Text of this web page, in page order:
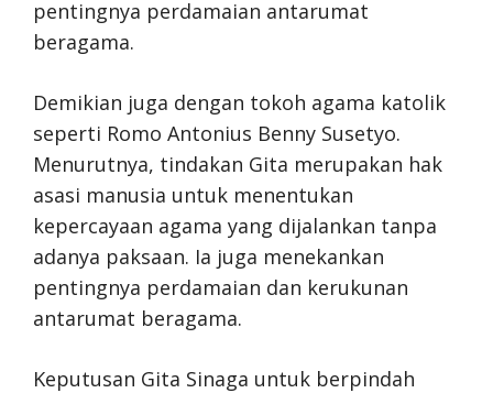
pentingnya perdamaian antarumat
beragama.
Demikian juga dengan tokoh agama katolik
seperti Romo Antonius Benny Susetyo.
Menurutnya, tindakan Gita merupakan hak
asasi manusia untuk menentukan
kepercayaan agama yang dijalankan tanpa
adanya paksaan. Ia juga menekankan
pentingnya perdamaian dan kerukunan
antarumat beragama.
Keputusan Gita Sinaga untuk berpindah